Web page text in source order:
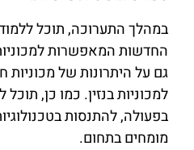
במהלך התערוכה, תוכל
החדשות המאפשרות
גם על היתרונות של
למכוניות בנזין. כמו כן,
בפעולה, להתנסות
מומחים בתחום.